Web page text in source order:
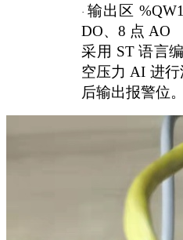
· 输出区
DO、8 点 AO
采用 ST 语言
空压力 AI 进
后输出报警位。